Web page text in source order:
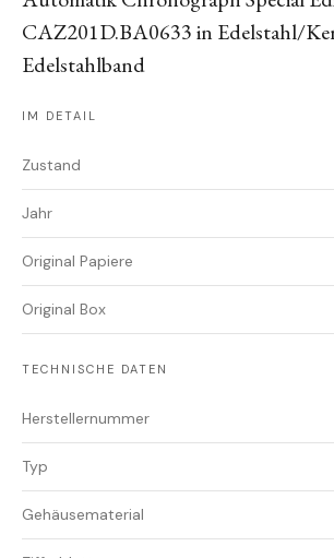
CAZ201D.BA0633 in Edelstahl/
Edelstahlband
IM DETAIL
Zustand
Jahr
Original Papiere
Original Box
TECHNISCHE DATEN
Herstellernummer
Typ
Gehäusematerial